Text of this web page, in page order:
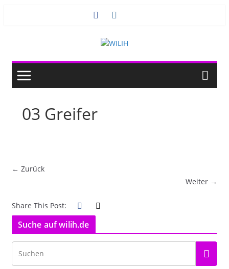
03 Greifer
← Zurück
Weiter →
Share This Post:
Suche auf wilih.de